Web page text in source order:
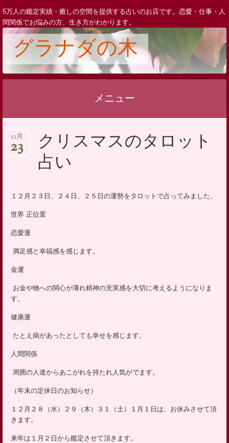
5万人の鑑定実績・癒しの空間を提供する占いのお店です。恋愛・仕事・人
間関係でお悩みの方、生き方がわかります。
グラナダの木
メニュー
ン
へ
ッ
プ
クリスマスのタロット
占い
12月
23
１２月２３日、２４日、２５日の運勢をタロットで占ってみました。
世界 正位置
恋愛運
満足感と幸福感を感じます。
金運
お金や物への関心が薄れ精神の充実感を大切に考えるようになりま
す。
健康運
たとえ病があったとしても幸せを感じます。
人間関係
周囲の人達からあこがれを持たれ人気がでます。
（年末の定休日のお知らせ）
１２月２８（水）２９（木）３１（土）１月１日は、お休みさせて頂
きます。
来年は１月２日から鑑定させて頂きます。